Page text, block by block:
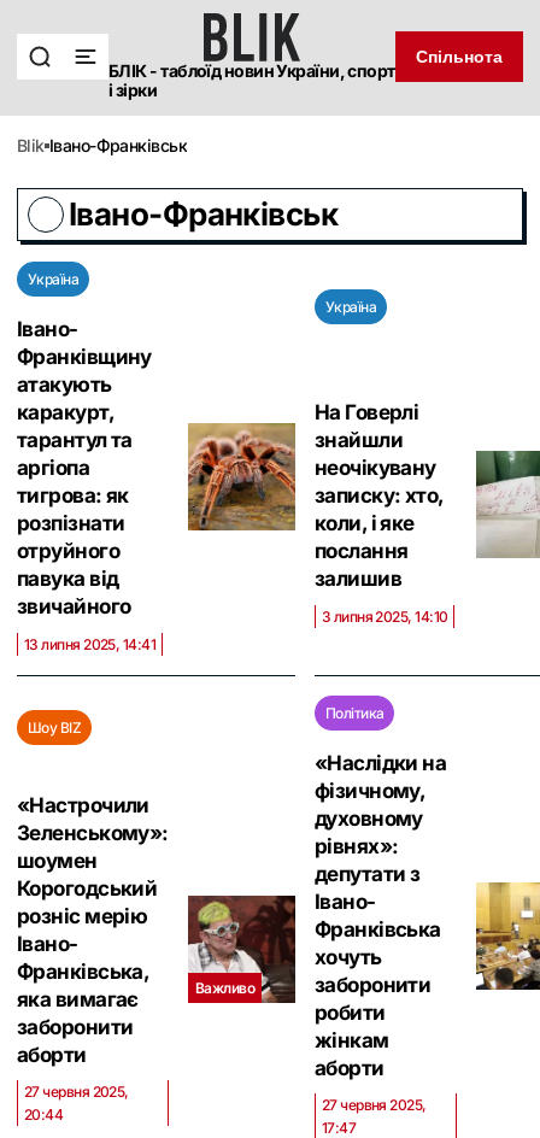
БЛІК - таблоїд новин України, спорт
і зірки
Спільнота
blik Івано-Франківськ
Івано-Франківськ
Україна
Івано-
Франківщину
атакують
каракурт,
тарантул та
аргіопа
тигрова: як
розпізнати
отруйного
павука від
звичайного
13 липня 2025, 14:41
Україна
На Говерлі
знайшли
неочікувану
записку: хто,
коли, і яке
послання
залишив
3 липня 2025, 14:10
Важливо
Шоу BIZ
«Настрочили
Зеленському»:
шоумен
Корогодський
розніс мерію
Івано-
Франківська,
яка вимагає
заборонити
аборти
27 червня 2025,
20:44
Політика
«Наслідки на
фізичному,
духовному
рівнях»:
депутати з
Івано-
Франківська
хочуть
заборонити
робити
жінкам
аборти
27 червня 2025,
17:47